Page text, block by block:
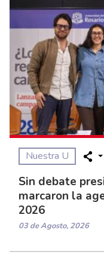
Nuestra U
Sin debate
marcaron la
2026
03 de Agosto, 2026